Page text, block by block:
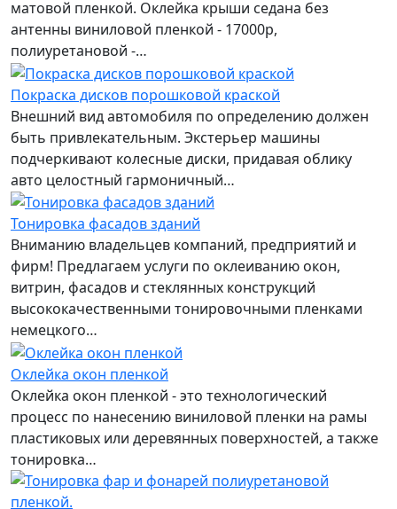
матовой пленкой. Оклейка крыши седана без
антенны виниловой пленкой - 17000р,
полиуретановой -…
Покраска дисков порошковой краской
Внешний вид автомобиля по определению должен
быть привлекательным. Экстерьер машины
подчеркивают колесные диски, придавая облику
авто целостный гармоничный…
Тонировка фасадов зданий
Вниманию владельцев компаний, предприятий и
фирм! Предлагаем услуги по оклеиванию окон,
витрин, фасадов и стеклянных конструкций
высококачественными тонировочными пленками
немецкого…
Оклейка окон пленкой
Оклейка окон пленкой - это технологический
процесс по нанесению виниловой пленки на рамы
пластиковых или деревянных поверхностей, а также
тонировка…